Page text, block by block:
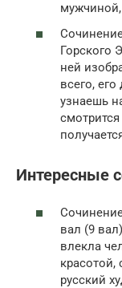
Горского
ней
всего,
узнаешь
Интересные
вал (9
влекла
русский